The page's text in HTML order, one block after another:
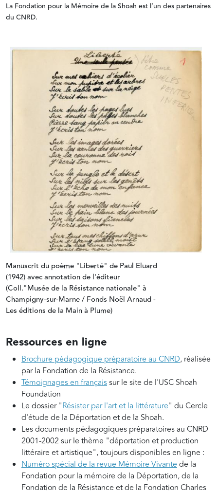
La Fondation pour la Mémoire de la Shoah est l’un des partenaires
du CNRD.
Manuscrit du poème "Liberté" de Paul Eluard
(1942) avec annotation de l'éditeur
(Coll."Musée de la Résistance nationale" à
Champigny-sur-Marne / Fonds Noël Arnaud -
Les éditions de la Main à Plume)
Ressources en ligne
Brochure pédagogique préparatoire au CNRD, réalisée
par la Fondation de la Résistance.
Témoignages en françaissur le site de l'USC Shoah
Foundation
Le dossier "Résister par l'art et la littérature" du Cercle
d'étude de la Déportation et de la Shoah.
Les documents pédagogiques préparatoires au CNRD
2001-2002 sur le thème "déportation et production
littéraire et artistique", toujours disponibles en ligne :
Numéro spécial de la revue Mémoire Vivantede la
Fondation pour la mémoire de la Déportation, de la
Fondation de la Résistance et de la Fondation Charles